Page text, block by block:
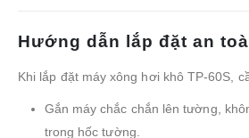
Hướng dẫn lắp đặt an
Khi lắp đặt máy xông hơi khô TP-60S,
Gắn máy chắc chắn lên tường,
trong hốc tường.